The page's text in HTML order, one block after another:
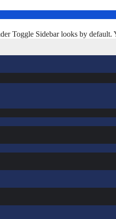
Toggle Sidebar looks by default.